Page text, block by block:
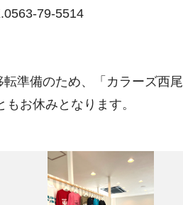
79-5514
準備のため、「カラーズ西尾
お休みとなります。